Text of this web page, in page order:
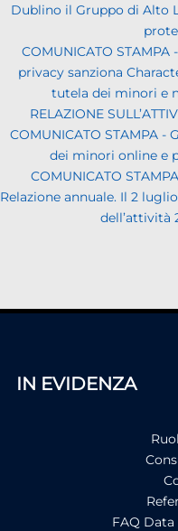
Dublino il Gruppo di Alto
COMUNICATO
privacy sanziona
tutela dei minori e
RELAZIONE
COMUNICATO STAMPA
dei minori online e
COMUNICATO
Relazione annuale. Il 2
dell’attività
IN EVIDENZA
FAQ